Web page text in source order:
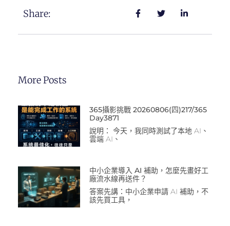
Share:
More Posts
365攝影挑戰 20260806(四)217/365
Day3871
說明： 今天，我同時測試了本地 AI、
雲端 AI、
中小企業導入 AI 補助，怎麼先畫好工
廠流水線再送件？
答案先講：中小企業申請 AI 補助，不
該先買工具，